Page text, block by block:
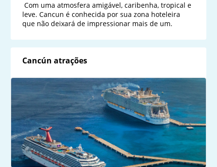
Com uma atmosfera amigável, caribenha, tropical e
leve. Cancun é conhecida por sua zona hoteleira
que não deixará de impressionar mais de um.
Cancún atrações